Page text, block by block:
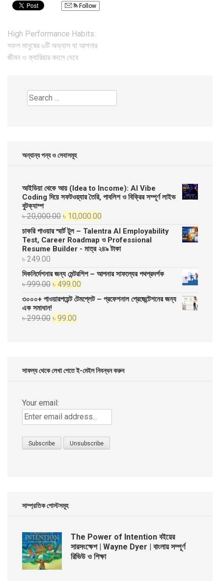
Follow
Post
navigation
High Performance Habits:
সফল মানুষের ৬টি অভ্যাস যা আপনার
জীবন ও ক্যারিয়ার বদলে দেবে
Search
for:
অন্যান্য পন্য ও সেবাসমূহ
আইডিয়া থেকে আয় (Idea to Income): AI Vibe
Coding দিয়ে সফটওয়্যার তৈরি, পাবলিশ ও বিক্রির সম্পূর্ণ লাইভ
বুটক্যাম্প
৳20,000.00 Original
price
was:
৳ 20,000.00.
৳ 10,000.00
price
is:
৳ 10,000.00.
চাকরি পাওয়ার স্মার্ট টুল – Talentra AI Employability
Test, Career Roadmap ও Professional
Resume Builder - মাত্র ২৪৯ টাকা
৳ 249.00
দিকনির্দেশনার জন্য মেন্টরশিপ – আপনার সাফল্যের পথপ্রদর্শক
৳999.00 Original
price
৳ 999.00.
৳ 499.00
price
৩০০০+ পাওয়ারপয়েন্ট টেমপ্লেট – প্রফেশনাল প্রেজেন্টেশনের জন্য
এক সমাধান!
৳299.00 Original
৳ 99.00
সাফল্য থেকে লেখা পেতে ই-মেইল নিবন্ধন করুন
Your email:
সাম্প্রতিক পোস্টসমূহ
The Power of Intention বইয়ের
সারসংক্ষেপ | Wayne Dyer | বাংলায় সম্পূর্ণ
রিভিউ ও শিক্ষা